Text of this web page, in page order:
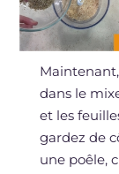
dans le
et les
gardez de
une poêle,